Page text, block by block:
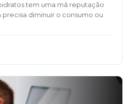
tem uma má reputação
diminuir o consumo ou